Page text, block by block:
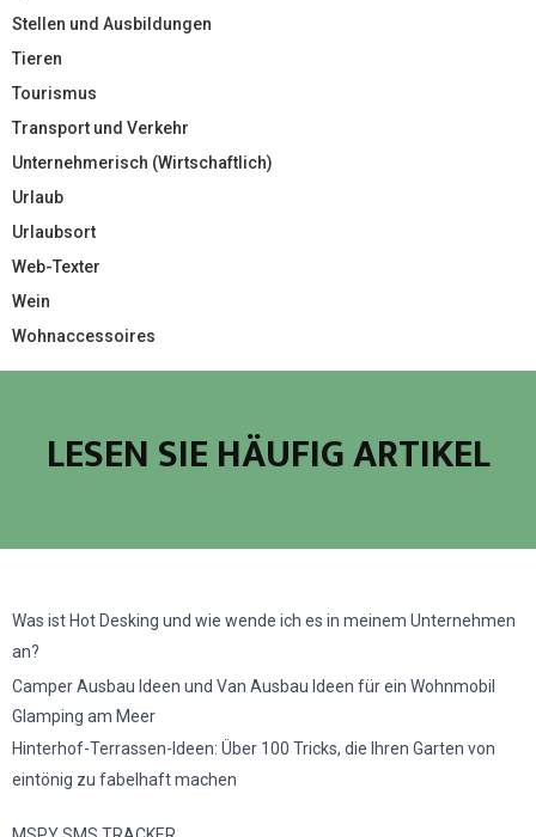
Stellen und Ausbildungen
Tieren
Tourismus
Transport und Verkehr
Unternehmerisch (Wirtschaftlich)
Urlaub
Urlaubsort
Web-Texter
Wein
Wohnaccessoires
LESEN SIE HÄUFIG ARTIKEL
Was ist Hot Desking und wie wende ich es in meinem Unternehmen
an?
Camper Ausbau Ideen und Van Ausbau Ideen für ein Wohnmobil
Glamping am Meer
Hinterhof-Terrassen-Ideen: Über 100 Tricks, die Ihren Garten von
eintönig zu fabelhaft machen